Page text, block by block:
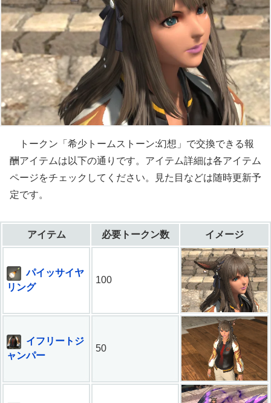
トークン「希少トームストーン:幻想」で交換できる報
酬アイテムは以下の通りです。アイテム詳細は各アイテム
ページをチェックしてください。見た目などは随時更新予
定です。
アイテム 必要トークン数 イメージ
パイッサイヤ
リング
100
イフリートジ
ャンパー
50